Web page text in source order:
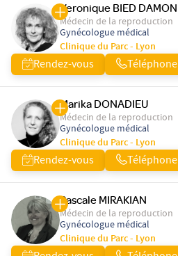
Veronique BIED DAMON
Médecin de la reproduction
Gynécologue médical
Clinique du Parc - Lyon
Rendez-vous Téléphone
Marika DONADIEU
Médecin de la reproduction
Gynécologue médical
Clinique du Parc - Lyon
Rendez-vous Téléphone
Pascale MIRAKIAN
Médecin de la reproduction
Gynécologue médical
Clinique du Parc - Lyon